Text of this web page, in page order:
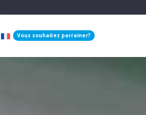
Vous souhaitez parrainer?